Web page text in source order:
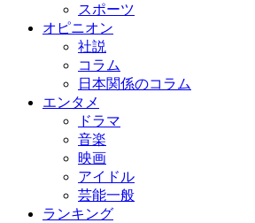
スポーツ
オピニオン
社説
コラム
日本関係のコラム
エンタメ
ドラマ
音楽
映画
アイドル
芸能一般
ランキング